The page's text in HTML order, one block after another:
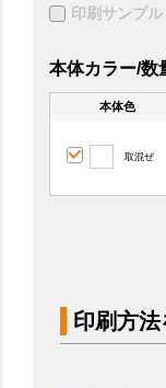
印刷サンプル
本体カラー/数
本体色
取混ぜ
印刷方